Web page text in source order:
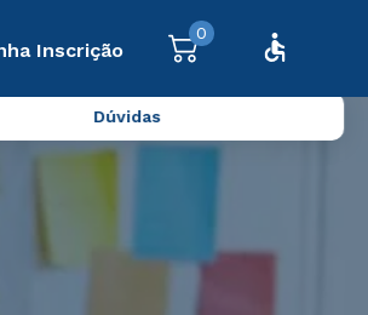
Inscrição
0
Dúvidas